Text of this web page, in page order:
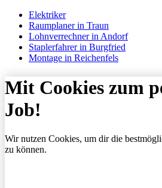
Elektriker
Raumplaner in Traun
Lohnverrechner in Andorf
Staplerfahrer in Burgfried
Montage in Reichenfels
Mit Cookies zum
Job!
Wir nutzen Cookies, um dir die
zu können.